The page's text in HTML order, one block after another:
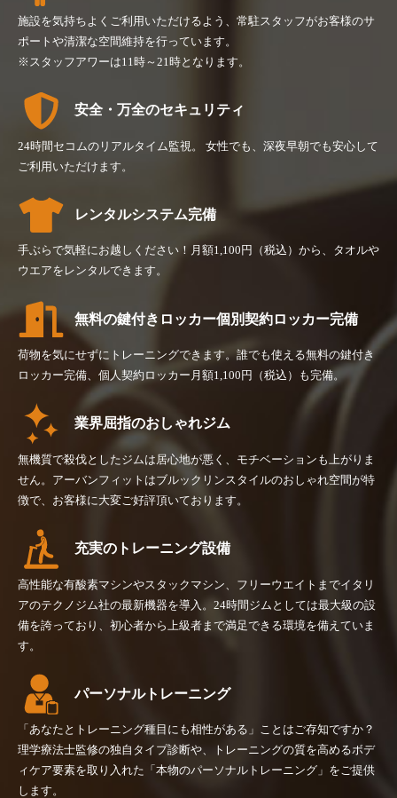
施設を気持ちよくご利用いただけるよう、常駐スタッフがお客様のサ
ポートや清潔な空間維持を行っています。
※スタッフアワーは11時～21時となります。
安全・万全のセキュリティ
24時間セコムのリアルタイム監視。 女性でも、深夜早朝でも安心して
ご利用いただけます。
レンタルシステム完備
手ぶらで気軽にお越しください！月額1,100円（税込）から、タオルや
ウエアをレンタルできます。
無料の鍵付きロッカー個別契約ロッカー完備
荷物を気にせずにトレーニングできます。誰でも使える無料の鍵付き
ロッカー完備、個人契約ロッカー月額1,100円（税込）も完備。
業界屈指のおしゃれジム
無機質で殺伐としたジムは居心地が悪く、モチベーションも上がりま
せん。アーバンフィットはブルックリンスタイルのおしゃれ空間が特
徴で、お客様に大変ご好評頂いております。
充実のトレーニング設備
高性能な有酸素マシンやスタックマシン、フリーウエイトまでイタリ
アのテクノジム社の最新機器を導入。24時間ジムとしては最大級の設
備を誇っており、初心者から上級者まで満足できる環境を備えていま
す。
パーソナルトレーニング
「あなたとトレーニング種目にも相性がある」ことはご存知ですか？
理学療法士監修の独自タイプ診断や、トレーニングの質を高めるボデ
ィケア要素を取り入れた「本物のパーソナルトレーニング」をご提供
します。